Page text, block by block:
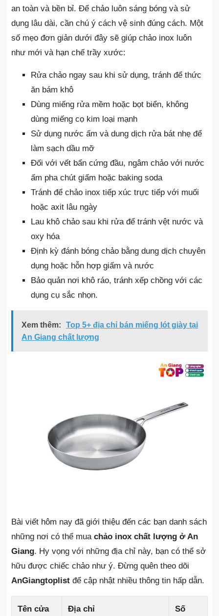
an toàn và bền bỉ. Để chảo luôn sáng bóng và sử
dụng lâu dài, cần chú ý cách vệ sinh đúng cách. Một
số mẹo đơn giản dưới đây sẽ giúp chảo inox luôn
như mới và hạn chế trầy xước:
Rửa chảo ngay sau khi sử dụng, tránh để thức
ăn bám khô
Dùng miếng rửa mềm hoặc bọt biển, không
dùng miếng cọ kim loại mạnh
Sử dụng nước ấm và dung dịch rửa bát nhẹ để
làm sạch dầu mỡ
Đối với vết bẩn cứng đầu, ngâm chảo với nước
ấm pha chút giấm hoặc baking soda
Tránh để chảo inox tiếp xúc trực tiếp với muối
hoặc axit lâu ngày
Lau khô chảo sau khi rửa để tránh vệt nước và
oxy hóa
Định kỳ đánh bóng chảo bằng dung dịch chuyên
dụng hoặc hỗn hợp giấm và nước
Bảo quản nơi khô ráo, tránh xếp chồng với các
dụng cụ sắc nhọn.
Xem thêm:
Top 5+ địa chỉ bán miếng lót giày tại
An Giang chất lượng
Bài viết hôm nay đã giới thiệu đến các bạn danh sách
những nơi có thể mua chảo inox chất lượng ở An
Giang. Hy vọng với những địa chỉ này, bạn có thể sở
hữu được chiếc chảo như ý. Đừng quên theo dõi
AnGiangtoplist để cập nhật nhiều thông tin hấp dẫn.
Tên cửa Địa chỉ Số